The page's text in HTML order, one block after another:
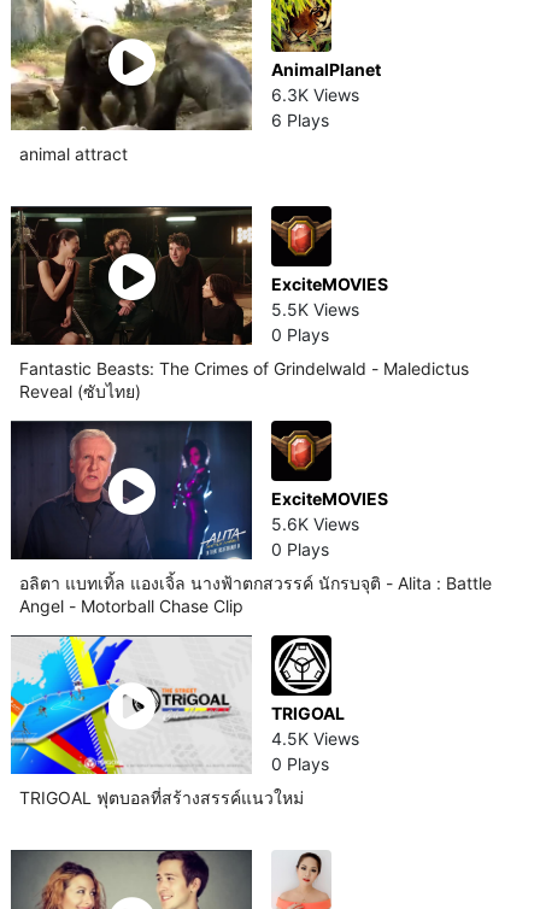
AnimalPlanet
6.3K Views
6 Plays
animal attract
ExciteMOVIES
5.5K Views
0 Plays
Fantastic Beasts: The Crimes of Grindelwald - Maledictus
Reveal (ซับไทย)
ExciteMOVIES
5.6K Views
0 Plays
อลิตา แบทเทิ้ล แองเจิ้ล นางฟ้าตกสวรรค์ นักรบจุติ - Alita : Battle
Angel - Motorball Chase Clip
TRIGOAL
4.5K Views
0 Plays
TRIGOAL ฟุตบอลที่สร้างสรรค์แนวใหม่